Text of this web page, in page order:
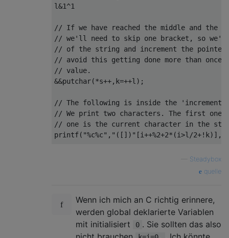
l&1^1
// If we have reached the middle and
// we'll need to skip one bracket, so
// of the string and increment the
// avoid this getting done more than
// value.
&&putchar(*s++,k=++l);
// The following is inside the
// We print two characters. The first one
// one is the current character in the
printf("%c%c","([])"[i++%2+2*(i>l/
// The type of bracket is  chosen
// The exact part where this change
// the string length, so we use 'k' to
Steadybox
quelle
Wenn ich mich an C richtig erinnere,
werden global deklarierte Variablen
mit initialisiert
0 . Sie sollten das also